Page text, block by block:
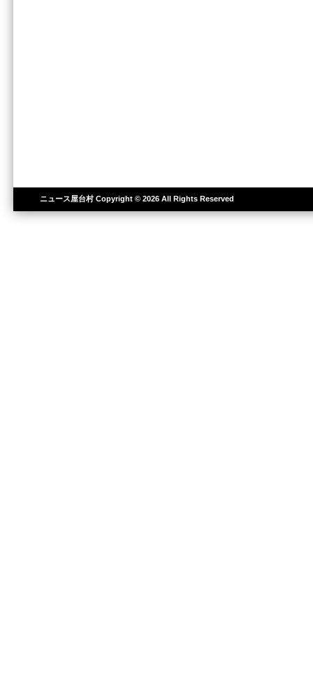
ニュース屋台村Copyright © 2026 All Rights Reserved